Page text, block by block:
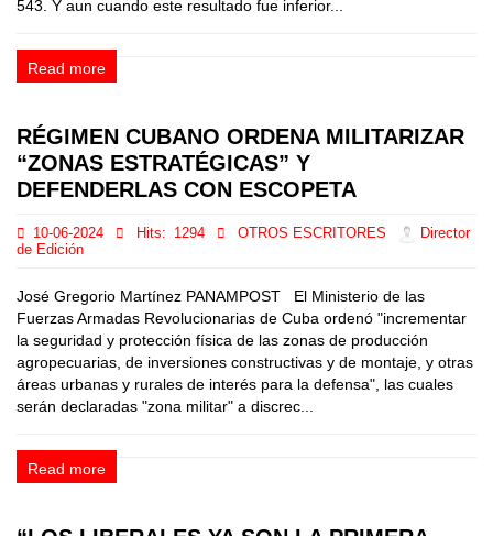
543. Y aun cuando este resultado fue inferior...
Read more
RÉGIMEN CUBANO ORDENA MILITARIZAR
“ZONAS ESTRATÉGICAS” Y
DEFENDERLAS CON ESCOPETA
10-06-2024 Hits: 1294 OTROS ESCRITORES
Director
de Edición
José Gregorio Martínez PANAMPOST El Ministerio de las
Fuerzas Armadas Revolucionarias de Cuba ordenó "incrementar
la seguridad y protección física de las zonas de producción
agropecuarias, de inversiones constructivas y de montaje, y otras
áreas urbanas y rurales de interés para la defensa", las cuales
serán declaradas "zona militar" a discrec...
Read more